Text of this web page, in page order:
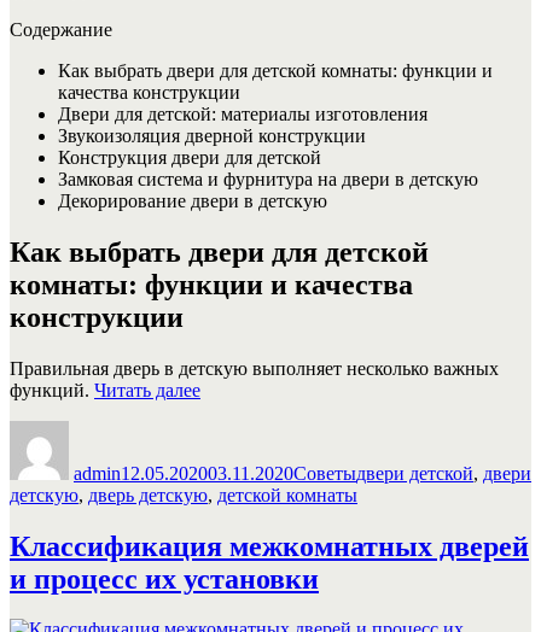
Содержание
Как выбрать двери для детской комнаты: функции и
качества конструкции
Двери для детской: материалы изготовления
Звукоизоляция дверной конструкции
Конструкция двери для детской
Замковая система и фурнитура на двери в детскую
Декорирование двери в детскую
Как выбрать двери для детской
комнаты: функции и качества
конструкции
Правильная дверь в детскую выполняет несколько важных
функций. Читать далее«Дверь
как
выбрать
admin12.05.202003.11.2020Советыдвери детской, двери
детскую, дверь детскую, детской комнаты
Классификация межкомнатных дверей
и процесс их установки